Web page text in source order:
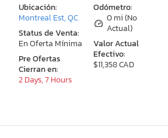
Odómetro:
0 mi (No
Actual)
Valor Actual
Efectivo:
$11,358 CAD
Ubicación:
Montreal Est, QC
Status de Venta:
En Oferta Mínima
Pre Ofertas
Cierran en:
2 Days, 7 Hours